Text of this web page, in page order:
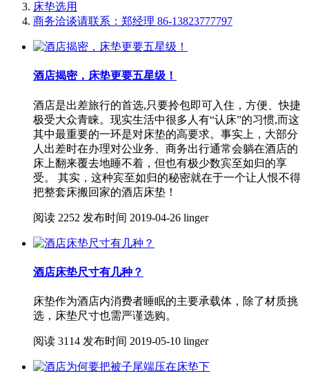
床垫选用
商务洽谈请联系：郑经理 86-13823777797
酒店揭密，床垫更要五星级！
酒店是出差旅行的首选,只要拎包即可入住，方便、快捷
极受大众青睐。现实生活中很多人有“认床”的习惯,而这
其中最重要的一环是对床垫的高要求。事实上，大部分
人出差时在办理对公业务、商务出行通常会躺在酒店的
床上翻来覆去地睡不着，但也有极少数宾至如归的享
受。 其实，这种宾至如归的秘密就在于一个让人恨不得
把整套床搬回家的酒店床垫！
阅读 2252 发布时间 2019-04-26 linger
酒店床垫尺寸有几种？
床垫作为酒店内消费者睡眠的主要承载体，除了材质挑
选，床垫尺寸也需严谨选购。
阅读 3114 发布时间 2019-05-10 linger